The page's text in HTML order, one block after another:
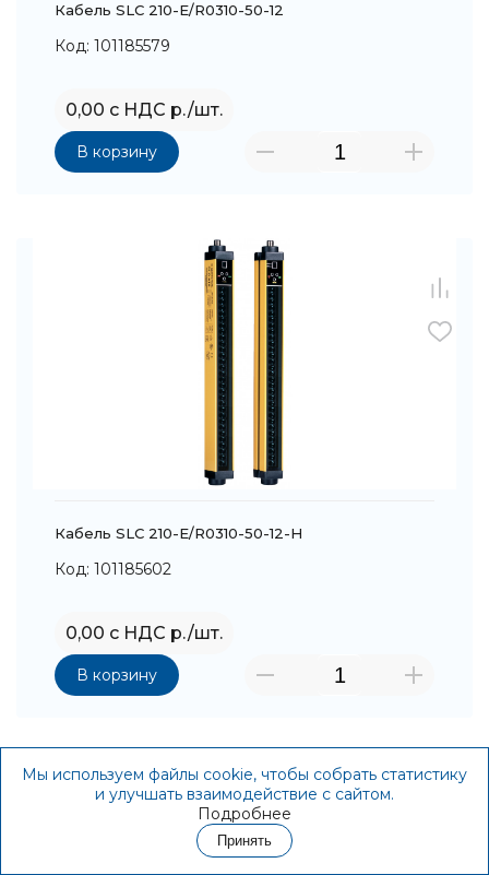
Корзина
Кабель SLC 210-E/R0310-50-12
Код: 101185579
0,00 с НДС р./шт.
В корзину
Кабель SLC 210-E/R0310-50-12-H
Код: 101185602
0,00 с НДС р./шт.
В корзину
Мы используем файлы cookie, чтобы собрать статистику
и улучшать взаимодействие с сайтом.
Подробнее
Принять